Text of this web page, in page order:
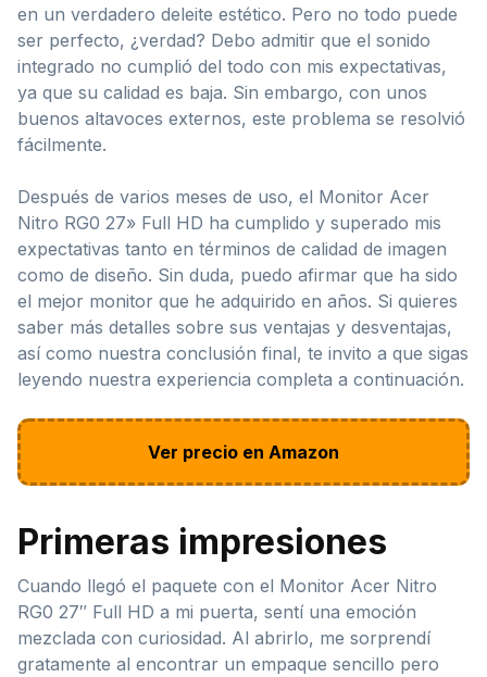
en un verdadero deleite estético. Pero no todo puede
ser perfecto, ¿verdad? Debo admitir que el sonido
integrado no cumplió del todo con mis expectativas,
ya que su calidad es baja. Sin embargo, con unos
buenos altavoces externos, este problema se resolvió
fácilmente.
Después de varios meses de uso, el Monitor Acer
Nitro RG0 27» Full HD ha cumplido y superado mis
expectativas tanto en términos de calidad de imagen
como de diseño. Sin duda, puedo afirmar que ha sido
el mejor monitor que he adquirido en años. Si quieres
saber más detalles sobre sus ventajas y desventajas,
así como nuestra conclusión final, te invito a que sigas
leyendo nuestra experiencia completa a continuación.
Ver precio en Amazon
Primeras impresiones
Cuando llegó el paquete con el Monitor Acer Nitro
RG0 27″ Full HD a mi puerta, sentí una emoción
mezclada con curiosidad. Al abrirlo, me sorprendí
gratamente al encontrar un empaque sencillo pero